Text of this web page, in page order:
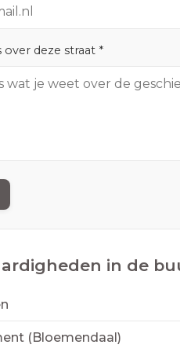
deze straat *
in de
(Bloemendaal)